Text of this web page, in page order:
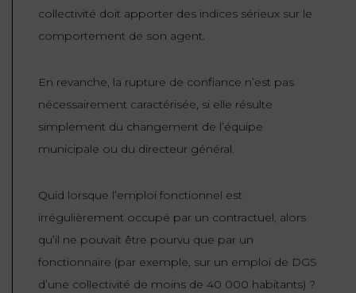
collectivité doit apporter des indices sérieux sur le
comportement de son agent.
En revanche, la rupture de confiance n’est pas
nécessairement caractérisée, si elle résulte
simplement du changement de l’équipe
municipale ou du directeur général.
Quid lorsque l’emploi fonctionnel est
irrégulièrement occupé par un contractuel, alors
qu’il ne pouvait être pourvu que par un
fonctionnaire (par exemple, sur un emploi de DGS
d’une collectivité de moins de 40 000 habitants) ?